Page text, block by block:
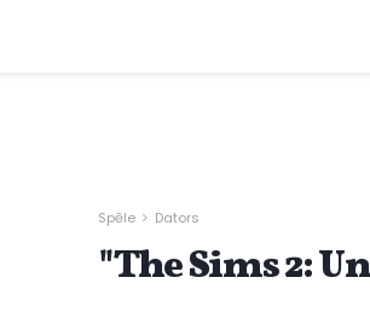
Spēle Dators
"The Sims 2: